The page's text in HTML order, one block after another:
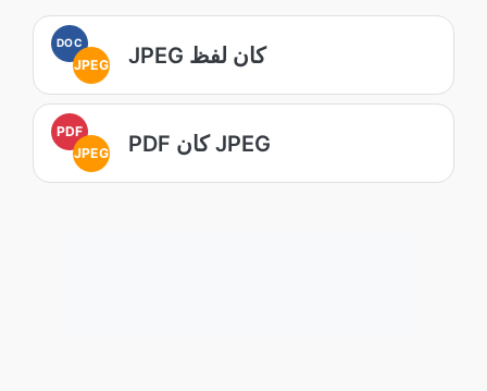
DOC
JPEG JPEG کان لفظ
PDF
JPEG
PDF کان JPEG